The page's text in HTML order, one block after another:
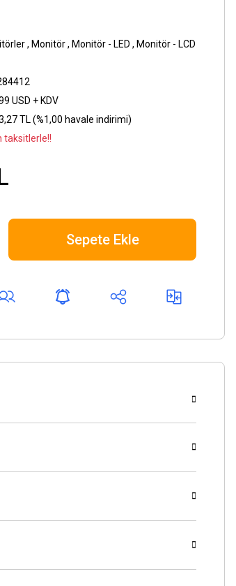
, Monitör, Monitör - LED , Monitör - LCD
USD + KDV
TL (%1,00 havale indirimi)
taksitlerle!!
Sepete Ekle